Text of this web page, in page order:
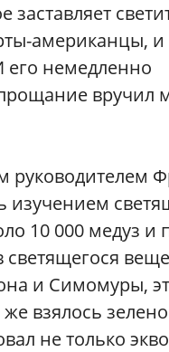
американцы, и
его немедленно
вручил
руководителем
10 000 медуз и
и Симомуры,
взялось
не только